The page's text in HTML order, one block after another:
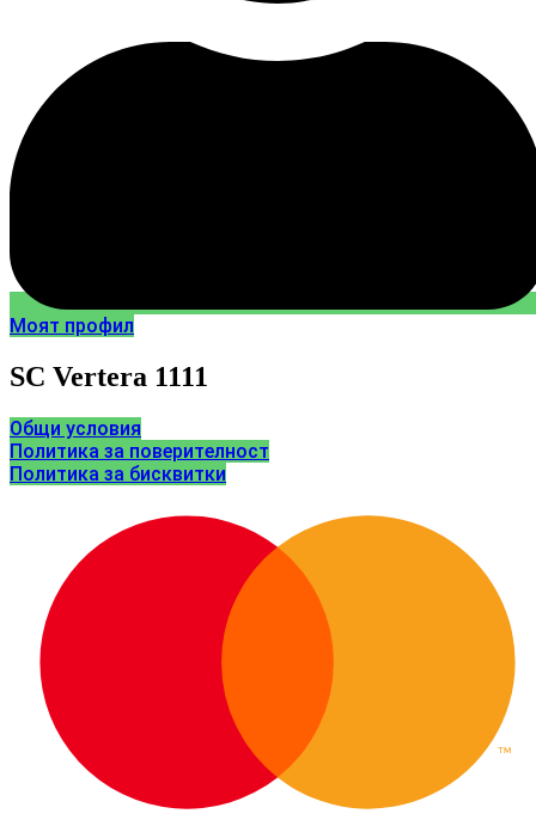
Моят профил
SC Vertera 1111
Общи условия
Политика за поверителност
Политика за бисквитки